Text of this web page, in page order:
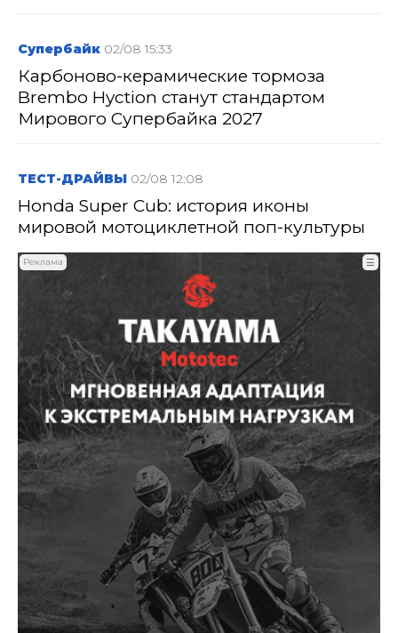
Супербайк 02/08 15:33
Карбоново-керамические тормоза
Brembo Hyction станут стандартом
Мирового Супербайка 2027
ТЕСТ-ДРАЙВЫ 02/08 12:08
Honda Super Cub: история иконы
мировой мотоциклетной поп-культуры
Реклама ☰